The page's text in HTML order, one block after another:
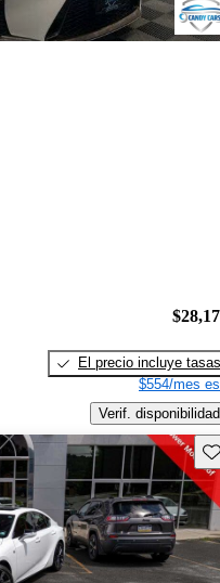
El precio incluye tasas
$554/mes
Verif. disponibilidad